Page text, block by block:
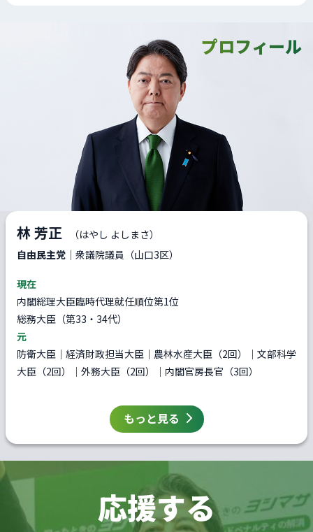
プロフィール
林 芳正
（はやし よしまさ）
自由民主党 ｜衆議院議員（山口3区）
現在
内閣総理大臣臨時代理就任順位第1位
総務大臣（第33・34代）
元
防衛大臣｜経済財政担当大臣｜農林水産大臣（2回）｜文部科学
大臣（2回）｜外務大臣（2回）｜内閣官房長官（3回）
もっと見る
応援する